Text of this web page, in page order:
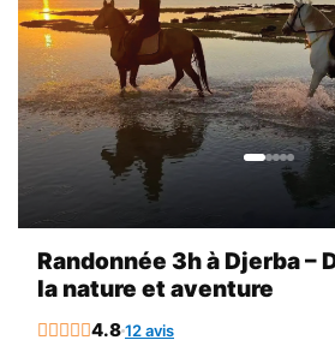
Randonnée 3h à Djerba –
la nature et aventure
4.812 avis